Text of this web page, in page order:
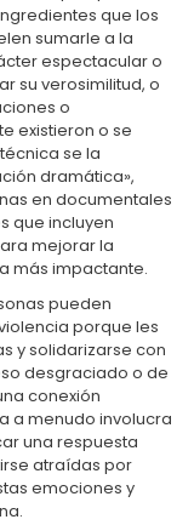
que los
sumarle a la
espectacular o
su verosimilitud, o
o
existieron o se
se la
dramática»,
en documentales
que incluyen
mejorar la
más impactante.
pueden
porque les
y solidarizarse con
desgraciado o de
conexión
a menudo involucra
una respuesta
atraídas por
emociones y